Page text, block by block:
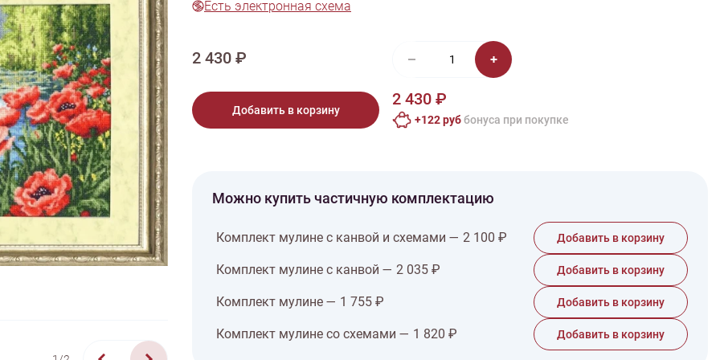
Натюрморт
Птицы
Варежки
Платье Плед
Есть электронная схема
2 430 ₽
Добавить в корзину
2 430 ₽
+122 руббонусa при покупке
Можно купить частичную комплектацию
Комплект мулине с канвой и схемами — 2 100 ₽ Добавить в корзину
Комплект мулине с канвой — 2 035 ₽ Добавить в корзину
Комплект мулине — 1 755 ₽ Добавить в корзину
Комплект мулине со схемами — 1 820 ₽ Добавить в корзину